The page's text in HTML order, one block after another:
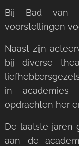
Bij Bad van
voorstellingen
Naast zijn
bij diverse
in
opdrachten her
De laatste jaren
aan de